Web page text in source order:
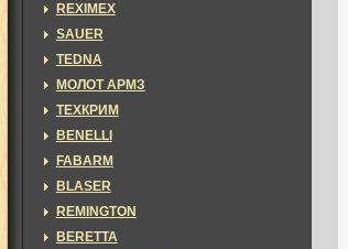
REXIMEX
SAUER
TEDNA
МОЛОТ АРМЗ
ТЕХКРИМ
BENELLI
FABARM
BLASER
REMINGTON
BERETTA